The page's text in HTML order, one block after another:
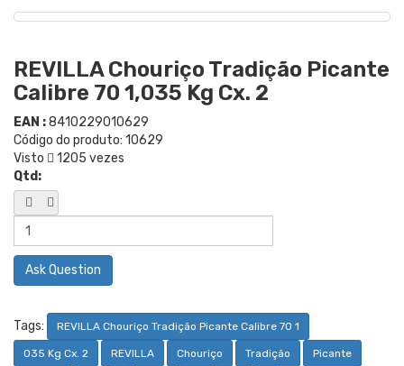
REVILLA Chouriço Tradição Picante
Calibre 70 1,035 Kg Cx. 2
EAN :8410229010629
Código do produto: 10629
Visto
1205 vezes
Qtd:
Ask Question
Tags: REVILLA Chouriço Tradição Picante Calibre 70 1
035 Kg Cx. 2 REVILLA Chouriço Tradição Picante